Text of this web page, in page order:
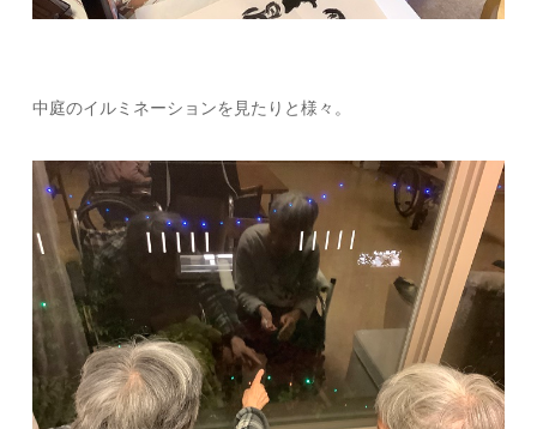
中庭のイルミネーションを見たりと様々。